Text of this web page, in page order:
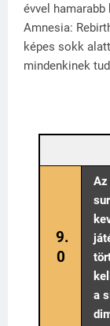
évvel
Amnesia:
képes sokk
mindenkinek
9.
0
Az
a